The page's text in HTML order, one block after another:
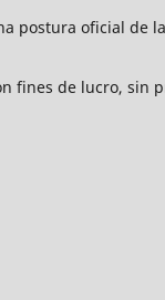
postura oficial de
fines de lucro, sin